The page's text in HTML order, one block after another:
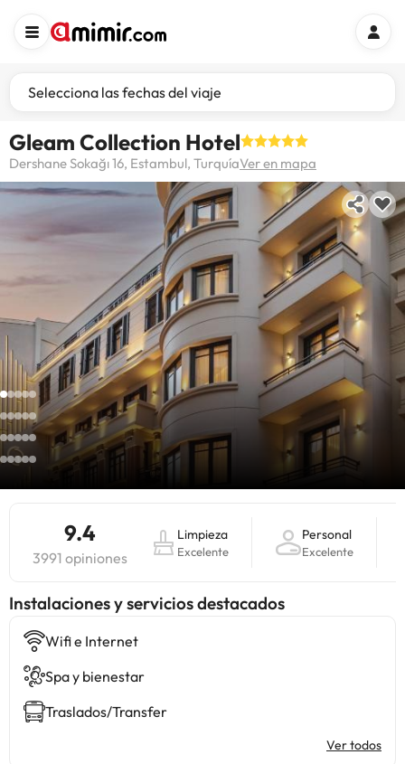
Selecciona las fechas del viaje
Gleam Collection Hotel
Dershane Sokağı 16, Estambul, TurquíaVer en mapa
9.4
3991 opiniones
Limpieza
Excelente
Personal
Excelente
Instalaciones y servicios destacados
Wifi e Internet
Spa y bienestar
Traslados/Transfer
Ver todos